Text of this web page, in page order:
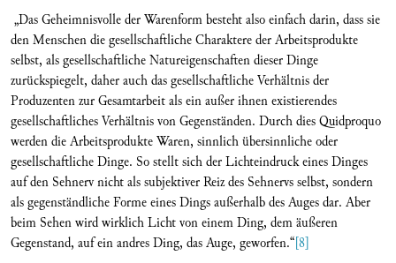
„Das Geheimnisvolle der Warenform besteht also einfach darin, dass sie
den Menschen die gesellschaftliche Charaktere der Arbeitsprodukte
selbst, als gesellschaftliche Natureigenschaften dieser Dinge
zurückspiegelt, daher auch das gesellschaftliche Verhältnis der
Produzenten zur Gesamtarbeit als ein außer ihnen existierendes
gesellschaftliches Verhältnis von Gegenständen. Durch dies Quidproquo
werden die Arbeitsprodukte Waren, sinnlich übersinnliche oder
gesellschaftliche Dinge. So stellt sich der Lichteindruck eines Dinges
auf den Sehnerv nicht als subjektiver Reiz des Sehnervs selbst, sondern
als gegenständliche Forme eines Dings außerhalb des Auges dar. Aber
beim Sehen wird wirklich Licht von einem Ding, dem äußeren
Gegenstand, auf ein andres Ding, das Auge, geworfen.“[8]